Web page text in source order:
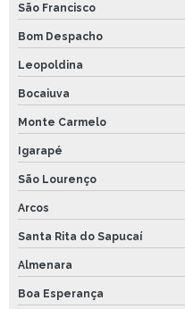
São Francisco
Bom Despacho
Leopoldina
Bocaiuva
Monte Carmelo
Igarapé
São Lourenço
Arcos
Santa Rita do Sapucaí
Almenara
Boa Esperança